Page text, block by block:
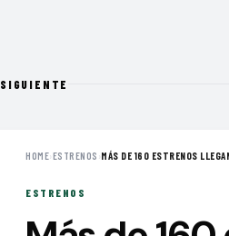
SIGUIENTE
HOME›ESTRENOS ›MÁS DE 160 ESTRENOS
ESTRENOS